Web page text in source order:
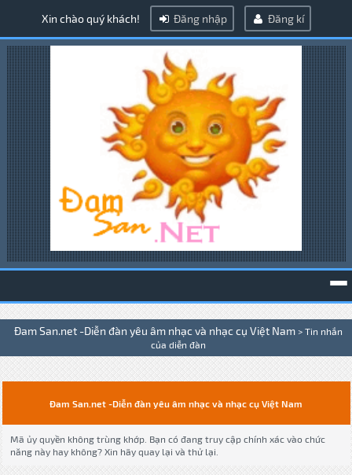
Xin chào quý khách! Đăng nhập Đăng kí
Đam San.net -Diễn đàn yêu âm nhạc và nhạc cụ Việt Nam > Tin nhắn
của diễn đàn
Đam San.net -Diễn đàn yêu âm nhạc và nhạc cụ Việt Nam
Mã ủy quyền không trùng khớp. Bạn có đang truy cập chính xác vào chức
năng này hay không? Xin hãy quay lại và thử lại.